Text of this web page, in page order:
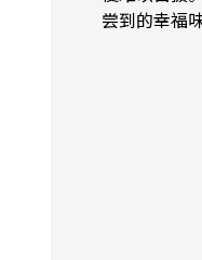
尝到的幸福味